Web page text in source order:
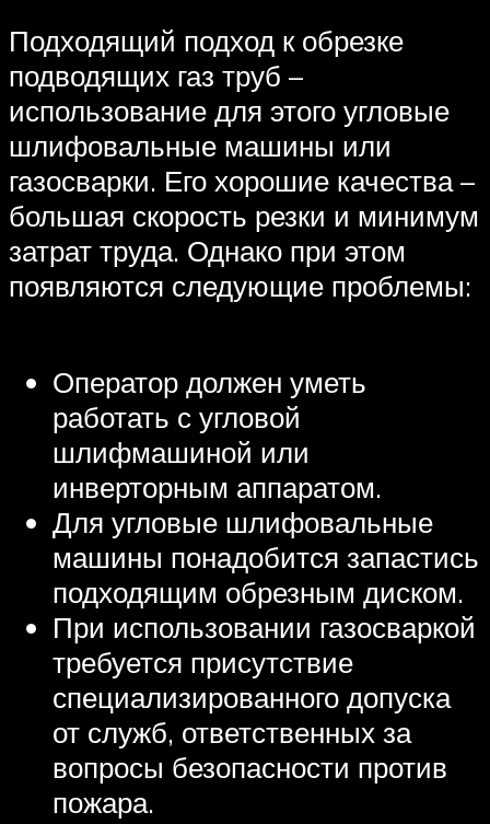
Подходящий подход к обрезке
подводящих газ труб –
использование для этого угловые
шлифовальные машины или
газосварки. Его хорошие качества –
большая скорость резки и минимум
затрат труда. Однако при этом
появляются следующие проблемы:
Оператор должен уметь
работать с угловой
шлифмашиной или
инверторным аппаратом.
Для угловые шлифовальные
машины понадобится запастись
подходящим обрезным диском.
При использовании газосваркой
требуется присутствие
специализированного допуска
от служб, ответственных за
вопросы безопасности против
пожара.